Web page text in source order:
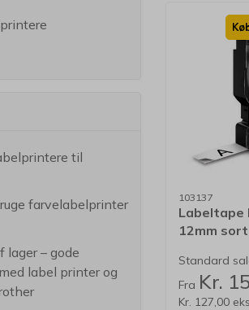
til
farvelabelprinter
– gode
label printer og
103137
Labeltape
12mm
Standard
Fra Kr.
Kr. 127,00